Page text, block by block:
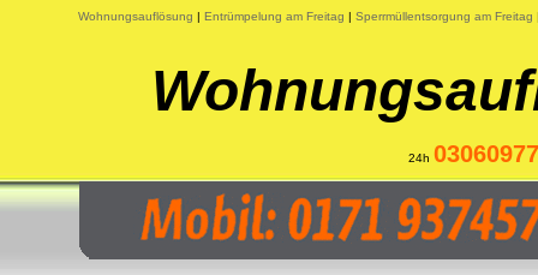
Wohnungsauflösung | Entrümpelung am Freitag | Sperrmüllentsorgung am Freitag
24h